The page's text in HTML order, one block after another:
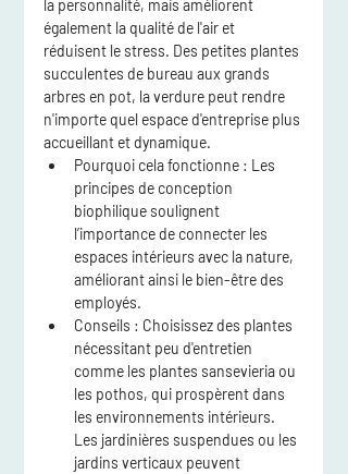
la personnalité, mais améliorent
également la qualité de l'air et
réduisent le stress. Des petites plantes
succulentes de bureau aux grands
arbres en pot, la verdure peut rendre
n'importe quel espace d'entreprise plus
accueillant et dynamique.
Pourquoi cela fonctionne : Les
principes de conception
biophilique soulignent
l’importance de connecter les
espaces intérieurs avec la nature,
améliorant ainsi le bien-être des
employés.
Conseils : Choisissez des plantes
nécessitant peu d'entretien
comme les plantes sansevieria ou
les pothos, qui prospèrent dans
les environnements intérieurs.
Les jardinières suspendues ou les
jardins verticaux peuvent